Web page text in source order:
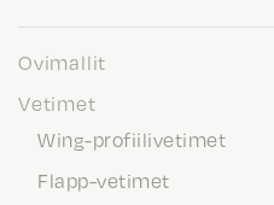
Ovimallit
Vetimet
Wing-profiilivetimet
Flapp-vetimet